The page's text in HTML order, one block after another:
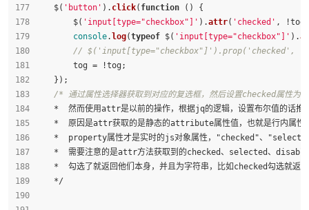
    $(
'button' ). click( function ( ) {
        $(
'input[type="checkbox"]' ).attr( 'checked' ,
console. log(typeof $( 'input[type="checkbox"]' ).
// $('input[type="checkbox"]').prop('checked',
        tog = !tog;
    });
/* 通过属性选择器获取到对应的复选框，然后设置checked属性
*  然而使用attr是以前的操作，根据jq的逻辑，设置布尔值的话推
*  原因是attr获取的是静态的attribute属性值，也就是行内属
*  property属性才是实时的js对象属性，"checked"、
*  需要注意的是attr方法获取到的checked、selected、
*  勾选了就返回他们本身，并且为字符串，比如checked勾选就返
    */